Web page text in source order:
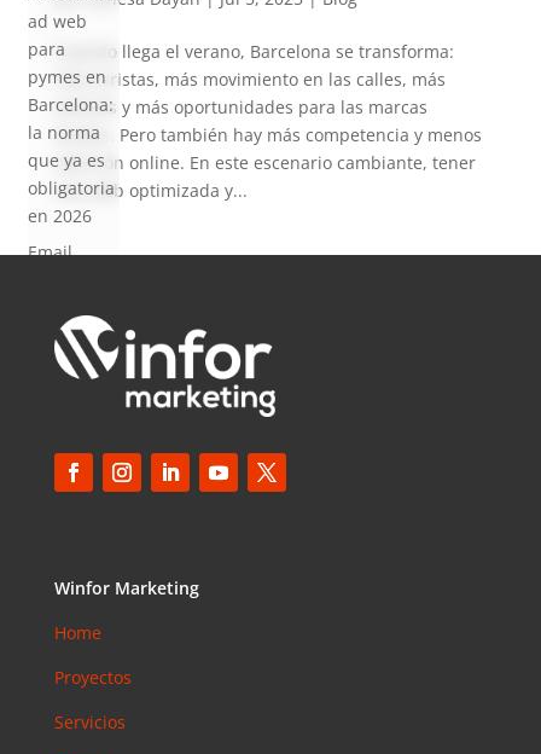
Cuando llega el verano, Barcelona se transforma:
más turistas, más movimiento en las calles, más
eventos y más oportunidades para las marcas
locales. Pero también hay más competencia y menos
atención online. En este escenario cambiante, tener
una web optimizada y...
ad web
para
pymes en
Barcelona:
la norma
que ya es
obligatoria
en 2026
Email
Por Qué
Sigue
Mcgregor
SEMrush:
¿Qué es? y
Winfor Marketing
Home
Proyectos
Servicios